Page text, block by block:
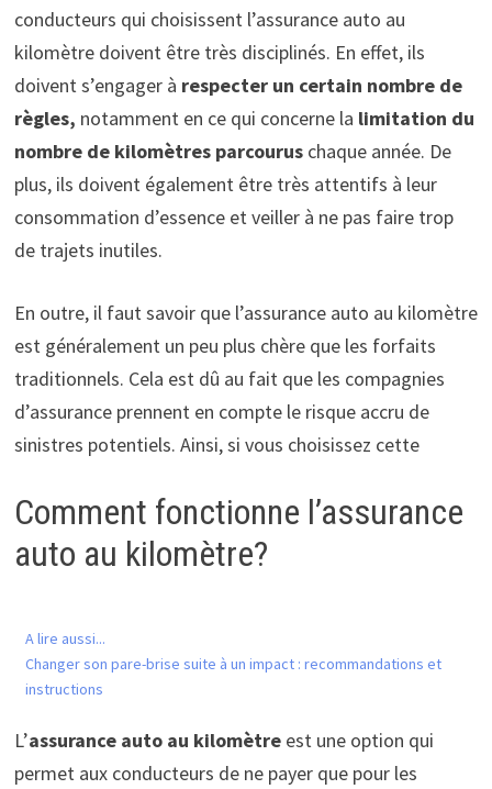
conducteurs qui choisissent l’assurance auto au
kilomètre doivent être très disciplinés. En effet, ils
doivent s’engager à respecter un certain nombre de
règles, notamment en ce qui concerne la limitation du
nombre de kilomètres parcouruschaque année. De
plus, ils doivent également être très attentifs à leur
consommation d’essence et veiller à ne pas faire trop
de trajets inutiles.
En outre, il faut savoir que l’assurance auto au kilomètre
est généralement un peu plus chère que les forfaits
traditionnels. Cela est dû au fait que les compagnies
d’assurance prennent en compte le risque accru de
sinistres potentiels. Ainsi, si vous choisissez cette
Comment fonctionne l’assurance
auto au kilomètre?
A lire aussi...
Changer son pare-brise suite à un impact : recommandations et
instructions
L’assurance auto au kilomètreest une option qui
permet aux conducteurs de ne payer que pour les